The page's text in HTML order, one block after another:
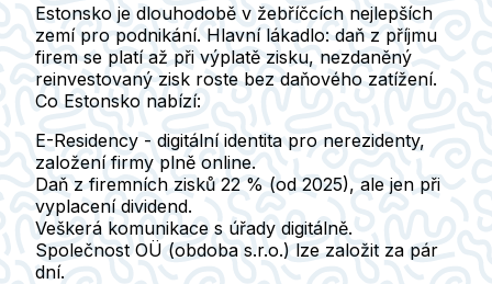
Estonsko je dlouhodobě v žebříčcích nejlepších
zemí pro podnikání. Hlavní lákadlo: daň z příjmu
firem se platí až při výplatě zisku, nezdaněný
reinvestovaný zisk roste bez daňového zatížení.
Co Estonsko nabízí:
E-Residency - digitální identita pro nerezidenty,
založení firmy plně online.
Daň z firemních zisků 22 % (od 2025), ale jen při
vyplacení dividend.
Veškerá komunikace s úřady digitálně.
Společnost OÜ (obdoba s.r.o.) lze založit za pár
dní.